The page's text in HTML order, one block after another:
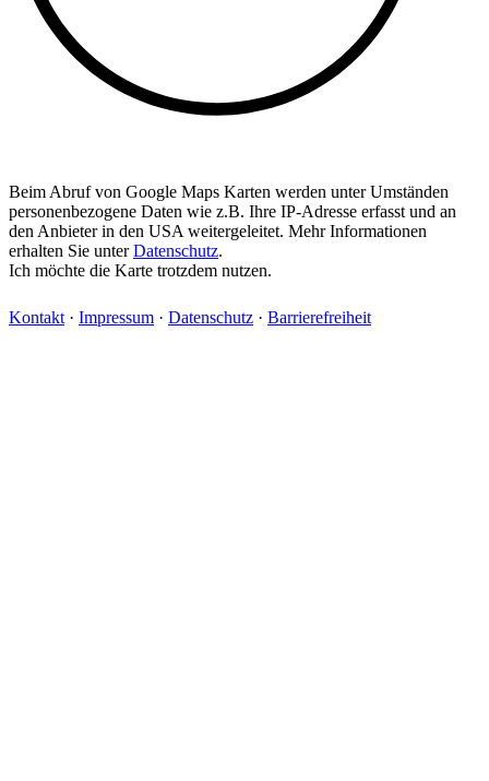
Beim Abruf von Google Maps Karten werden unter Umständen
personenbezogene Daten wie z.B. Ihre IP-Adresse erfasst und an
den Anbieter in den USA weitergeleitet. Mehr Informationen
erhalten Sie unterDatenschutz.
Ich möchte die Karte trotzdem nutzen.
Kontakt · Impressum · Datenschutz · Barrierefreiheit